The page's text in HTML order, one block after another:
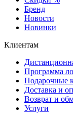
Бренд
Новости
Новинки
Клиентам
Программа
Подарочные
Доставка и
Возврат и
Услуги